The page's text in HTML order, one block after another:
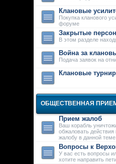
Клановые
Покупка кланового
форуме
Закрытые
В этом разделе
Война за
Подача заявок на
Клановые
ОБЩЕСТВЕННАЯ
Прием жалоб
Ваш корабль
обжаловать
жалобу в данной теме
Вопросы к
У вас есть вопросы
хотите направить